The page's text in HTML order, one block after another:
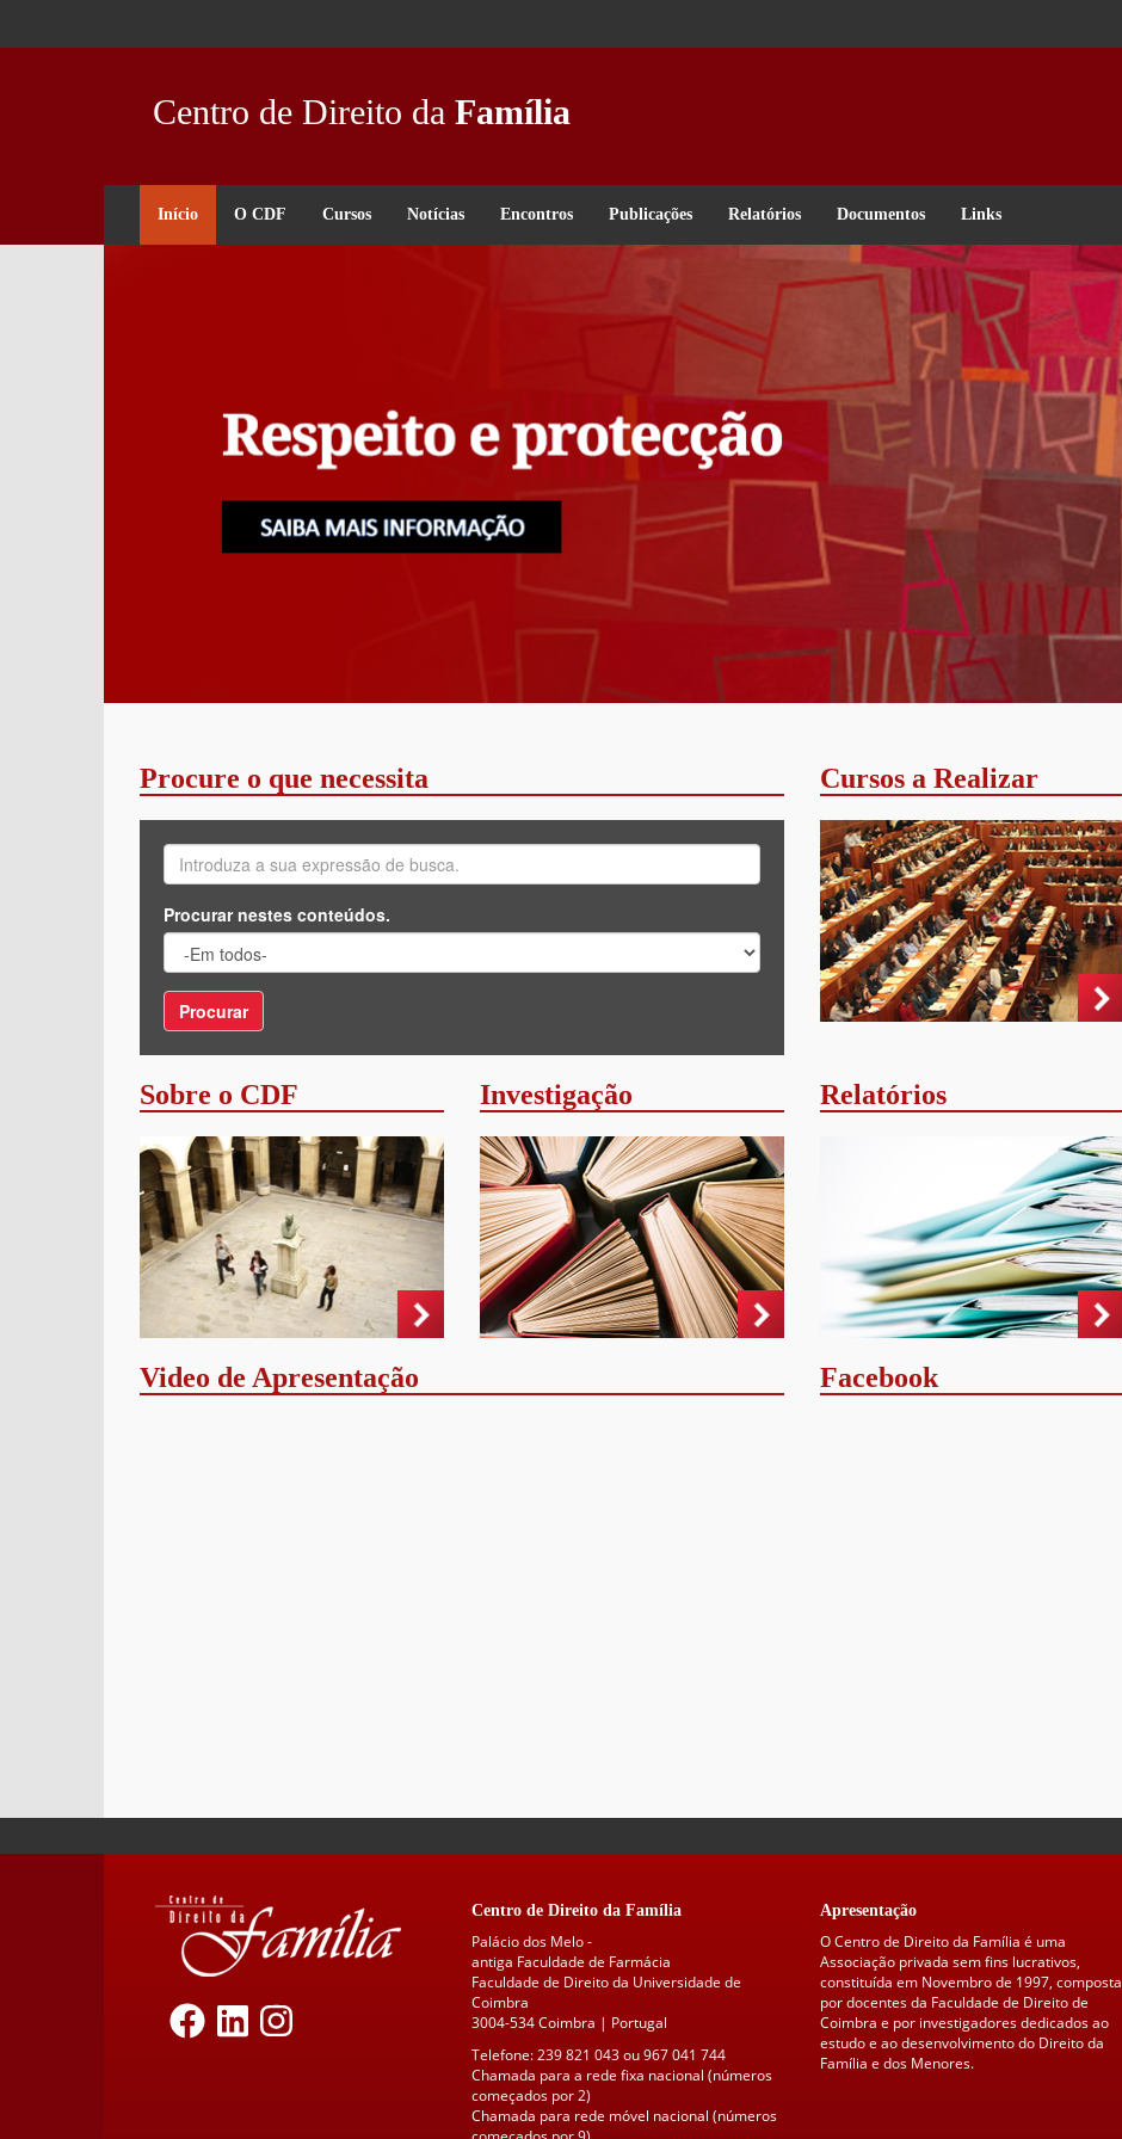
Centro de Direito da Família
Início O CDF Cursos Notícias Encontros Publicações Relatórios Documentos Links
Procure o que necessita
Procurar nestes conteúdos.
Procurar
Cursos a Realizar
Sobre o CDF Investigação Relatórios
Video de Apresentação Facebook
Centro de Direito da Família
Palácio dos Melo -
antiga Faculdade de Farmácia
Faculdade de Direito da Universidade de
Coimbra
3004-534 Coimbra | Portugal
Telefone: 239 821 043 ou 967 041 744
Chamada para a rede fixa nacional (números
começados por 2)
Chamada para rede móvel nacional (números
Apresentação
O Centro de Direito da Família é uma
Associação privada sem fins lucrativos,
constituída em Novembro de 1997, composta
por docentes da Faculdade de Direito de
Coimbra e por investigadores dedicados ao
estudo e ao desenvolvimento do Direito da
Família e dos Menores.